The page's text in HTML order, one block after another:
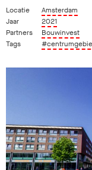
Locatie
Amsterdam
Jaar
2021
Partners
Bouwinvest
Tags